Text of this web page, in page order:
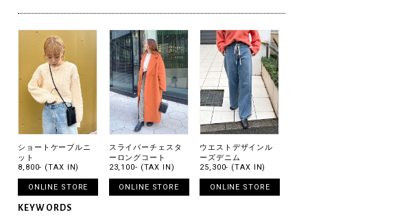
ショートケーブルニ
ット
8,800- (TAX IN)
ONLINE STORE
スライバーチェスタ
ーロングコート
23,100- (TAX IN)
ONLINE STORE
ウエストデザインル
ーズデニム
25,300- (TAX IN)
ONLINE STORE
KEYWORDS